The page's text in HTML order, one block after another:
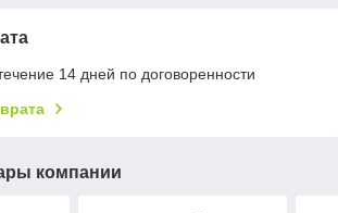
14 дней по договоренности
компании